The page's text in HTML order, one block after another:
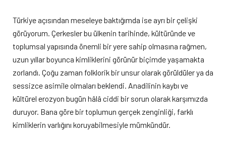
Türkiye açısından meseleye baktığımda ise ayrı bir çelişki
görüyorum. Çerkesler bu ülkenin tarihinde, kültüründe ve
toplumsal yapısında önemli bir yere sahip olmasına rağmen,
uzun yıllar boyunca kimliklerini görünür biçimde yaşamakta
zorlandı. Çoğu zaman folklorik bir unsur olarak görüldüler ya da
sessizce asimile olmaları beklendi. Anadilinin kaybı ve
kültürel erozyon bugün hâlâ ciddi bir sorun olarak karşımızda
duruyor. Bana göre bir toplumun gerçek zenginliği, farklı
kimliklerin varlığını koruyabilmesiyle mümkündür.